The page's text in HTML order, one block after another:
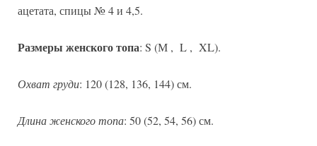
ацетата, спицы № 4 и 4,5.
Размеры женского топа: S (М , L , XL).
Охват груди: 120 (128, 136, 144) см.
Длина женского топа: 50 (52, 54, 56) см.